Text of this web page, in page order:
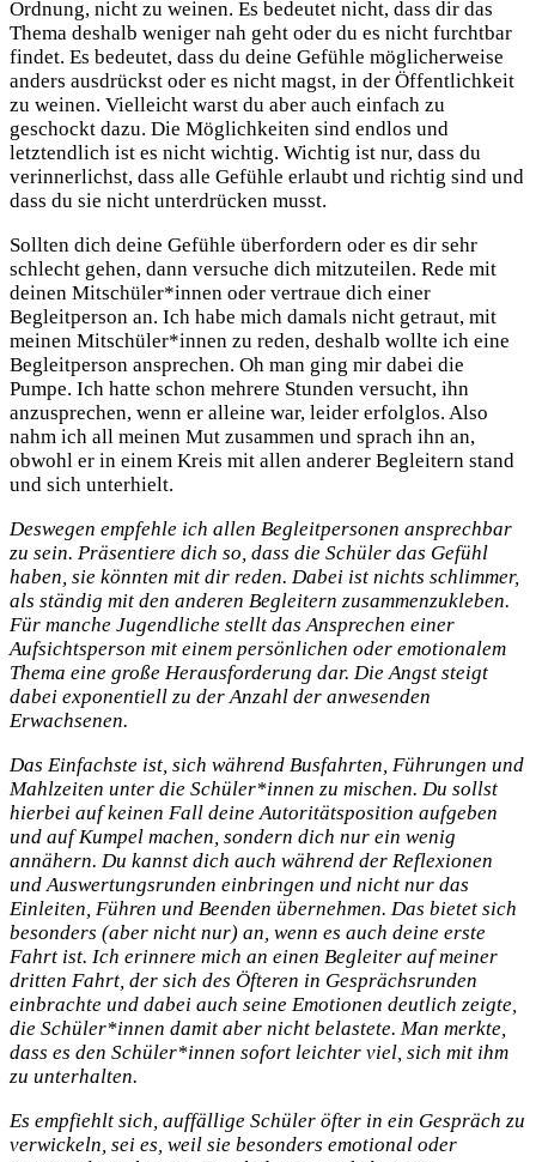
Ordnung, nicht zu weinen. Es bedeutet nicht, dass dir das
Thema deshalb weniger nah geht oder du es nicht furchtbar
findet. Es bedeutet, dass du deine Gefühle möglicherweise
anders ausdrückst oder es nicht magst, in der Öffentlichkeit
zu weinen. Vielleicht warst du aber auch einfach zu
geschockt dazu. Die Möglichkeiten sind endlos und
letztendlich ist es nicht wichtig. Wichtig ist nur, dass du
verinnerlichst, dass alle Gefühle erlaubt und richtig sind und
dass du sie nicht unterdrücken musst.
Sollten dich deine Gefühle überfordern oder es dir sehr
schlecht gehen, dann versuche dich mitzuteilen. Rede mit
deinen Mitschüler*innen oder vertraue dich einer
Begleitperson an. Ich habe mich damals nicht getraut, mit
meinen Mitschüler*innen zu reden, deshalb wollte ich eine
Begleitperson ansprechen. Oh man ging mir dabei die
Pumpe. Ich hatte schon mehrere Stunden versucht, ihn
anzusprechen, wenn er alleine war, leider erfolglos. Also
nahm ich all meinen Mut zusammen und sprach ihn an,
obwohl er in einem Kreis mit allen anderer Begleitern stand
und sich unterhielt.
Deswegen empfehle ich allen Begleitpersonen ansprechbar
zu sein. Präsentiere dich so, dass die Schüler das Gefühl
haben, sie könnten mit dir reden. Dabei ist nichts schlimmer,
als ständig mit den anderen Begleitern zusammenzukleben.
Für manche Jugendliche stellt das Ansprechen einer
Aufsichtsperson mit einem persönlichen oder emotionalem
Thema eine große Herausforderung dar. Die Angst steigt
dabei exponentiell zu der Anzahl der anwesenden
Erwachsenen.
Das Einfachste ist, sich während Busfahrten, Führungen und
Mahlzeiten unter die Schüler*innen zu mischen. Du sollst
hierbei auf keinen Fall deine Autoritätsposition aufgeben
und auf Kumpel machen, sondern dich nur ein wenig
annähern. Du kannst dich auch während der Reflexionen
und Auswertungsrunden einbringen und nicht nur das
Einleiten, Führen und Beenden übernehmen. Das bietet sich
besonders (aber nicht nur) an, wenn es auch deine erste
Fahrt ist. Ich erinnere mich an einen Begleiter auf meiner
dritten Fahrt, der sich des Öfteren in Gesprächsrunden
einbrachte und dabei auch seine Emotionen deutlich zeigte,
die Schüler*innen damit aber nicht belastete. Man merkte,
dass es den Schüler*innen sofort leichter viel, sich mit ihm
zu unterhalten.
Es empfiehlt sich, auffällige Schüler öfter in ein Gespräch zu
verwickeln, sei es, weil sie besonders emotional oder